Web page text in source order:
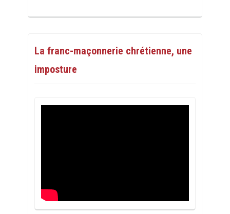
La franc-maçonnerie chrétienne, une
imposture